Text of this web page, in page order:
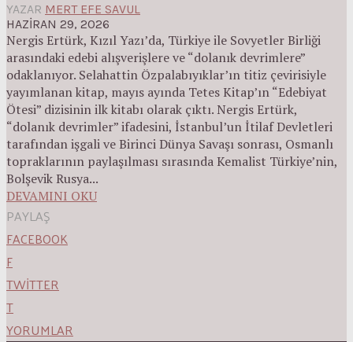
YAZAR MERT EFE SAVUL
HAZIRAN 29, 2026
Nergis Ertürk, Kızıl Yazı’da, Türkiye ile Sovyetler Birliği
arasındaki edebi alışverişlere ve “dolanık devrimlere”
odaklanıyor. Selahattin Özpalabıyıklar’ın titiz çevirisiyle
yayımlanan kitap, mayıs ayında Tetes Kitap’ın “Edebiyat
Ötesi” dizisinin ilk kitabı olarak çıktı. Nergis Ertürk,
“dolanık devrimler” ifadesini, İstanbul’un İtilaf Devletleri
tarafından işgali ve Birinci Dünya Savaşı sonrası, Osmanlı
topraklarının paylaşılması sırasında Kemalist Türkiye’nin,
Bolşevik Rusya...
DEVAMINI OKU
PAYLAŞ
FACEBOOK
F
TWITTER
T
YORUMLAR